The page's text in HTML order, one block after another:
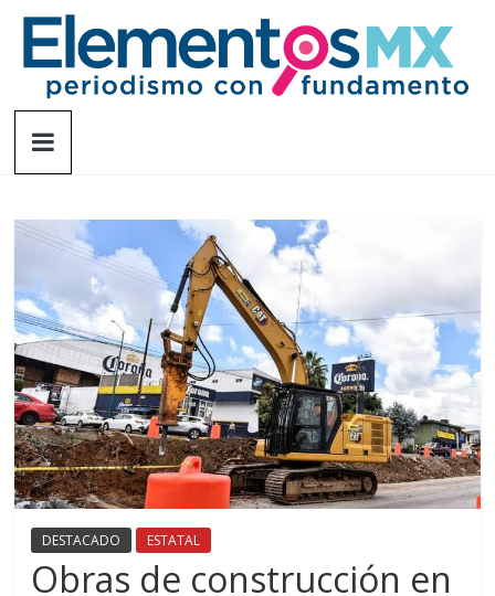
Saltar
contenido
Elementosmx
fundamento
DESTACADO ESTATAL
Obras de construcción en